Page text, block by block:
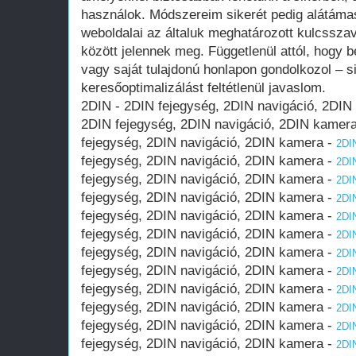
használok. Módszereim sikerét pedig
weboldalai az általuk meghatározott
között jelennek meg. Függetlenül attól, hogy
vagy saját tulajdonú honlapon gondolkozol –
keresőoptimalizálást feltétlenül javaslom.
2DIN - 2DIN fejegység, 2DIN navigáció,
2DIN fejegység, 2DIN navigáció, 2DIN
fejegység, 2DIN navigáció, 2DIN kamera -
fejegység, 2DIN navigáció, 2DIN kamera -
fejegység, 2DIN navigáció, 2DIN kamera -
fejegység, 2DIN navigáció, 2DIN kamera -
fejegység, 2DIN navigáció, 2DIN kamera -
fejegység, 2DIN navigáció, 2DIN kamera -
fejegység, 2DIN navigáció, 2DIN kamera -
fejegység, 2DIN navigáció, 2DIN kamera -
fejegység, 2DIN navigáció, 2DIN kamera -
fejegység, 2DIN navigáció, 2DIN kamera -
fejegység, 2DIN navigáció, 2DIN kamera -
fejegység, 2DIN navigáció, 2DIN kamera -